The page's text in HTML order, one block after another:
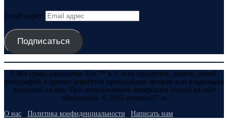
Email адрес
Подписаться
© Все права защищены. Все ™ и © всех продуктов, знаков, статей,
фотографий и прочих атрибутов принадлежат авторам или владельцам
лицензий на них. При использовании материалов ссылка на сайт
обязательна. © 2025 evmenov37.ru
О нас Политика конфиденциальности Написать нам